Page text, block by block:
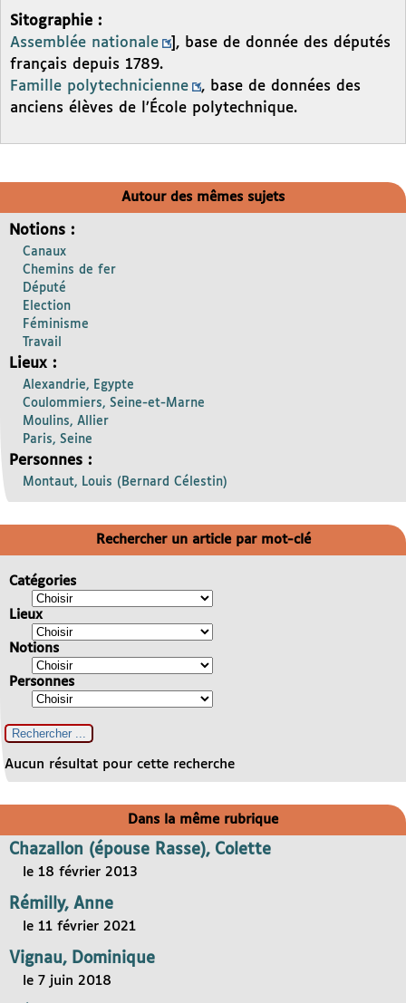
Sitographie :
Assemblée nationale
], base de donnée des députés
français depuis 1789.
Famille polytechnicienne
, base de données des
anciens élèves de l’École polytechnique.
Autour des mêmes sujets
Notions :
Canaux
Chemins de fer
Député
Election
Féminisme
Travail
Lieux :
Alexandrie, Egypte
Coulommiers, Seine-et-Marne
Moulins, Allier
Paris, Seine
Personnes :
Montaut, Louis (Bernard Célestin)
Rechercher un article par mot-clé
Catégories
Lieux
Notions
Personnes
Aucun résultat pour cette recherche
Dans la même rubrique
Chazallon (épouse Rasse), Colette
le 18 février 2013
Rémilly, Anne
le 11 février 2021
Vignau, Dominique
le 7 juin 2018